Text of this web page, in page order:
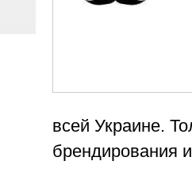
всей Украине.
брендирования